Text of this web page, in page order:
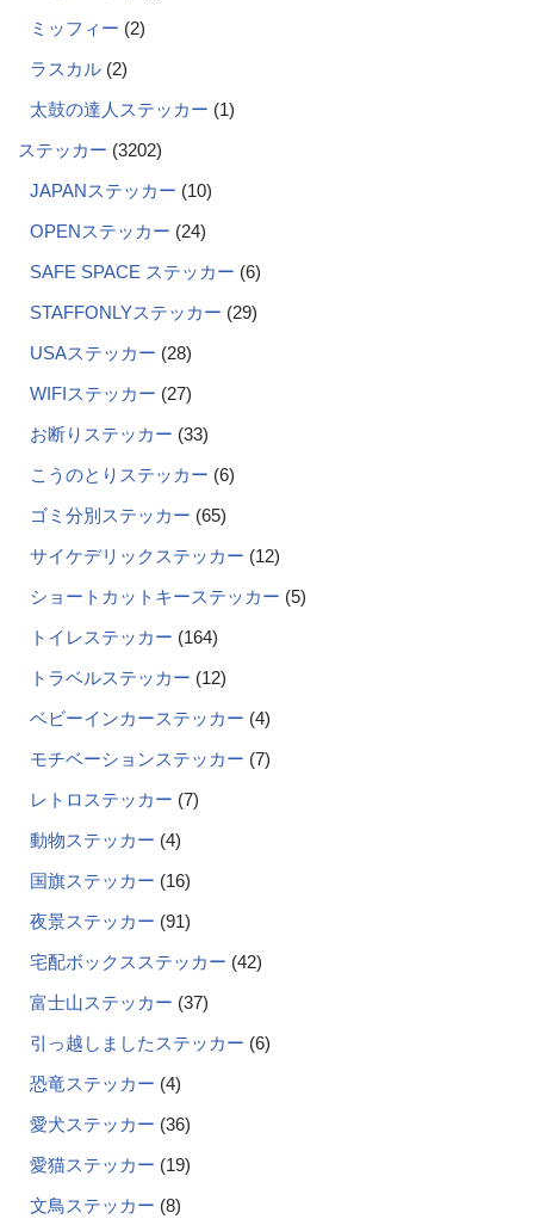
ミッフィー
2
ラスカル 2
太鼓の達人ステッカー
1
ステッカー 3202
JAPANステッカー
10
OPENステッカー
24
SAFE SPACE ステッカー 6
STAFFONLYステッカー
29
USAステッカー
28
WIFIステッカー
27
お断りステッカー 33
こうのとりステッカー 6
ゴミ分別ステッカー 65
サイケデリックステッカー
12
ショートカットキーステッカー 5
トイレステッカー
164
トラベルステッカー
12
ベビーインカーステッカー 4
モチベーションステッカー 7
レトロステッカー 7
動物ステッカー 4
国旗ステッカー
16
夜景ステッカー 91
宅配ボックスステッカー 42
富士山ステッカー 37
引っ越しましたステッカー 6
恐竜ステッカー 4
愛犬ステッカー 36
愛猫ステッカー
19
文鳥ステッカー 8